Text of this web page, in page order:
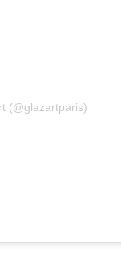
(@glazartparis)